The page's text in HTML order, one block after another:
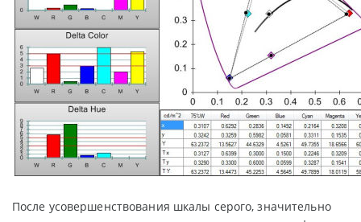
После усовершенствования шкалы серого, значительно